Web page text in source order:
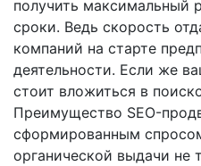
получить максимальный
сроки. Ведь скорость
компаний на старте
деятельности. Если же
стоит вложиться в
Преимущество SEO-
сформированным
органической выдачи не